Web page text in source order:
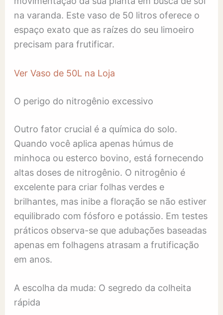
na varanda. Este vaso de 50 litros oferece o
espaço exato que as raízes do seu limoeiro
precisam para frutificar.
Ver Vaso de 50L na Loja
O perigo do nitrogênio excessivo
Outro fator crucial é a química do solo.
Quando você aplica apenas húmus de
minhoca ou esterco bovino, está fornecendo
altas doses de nitrogênio. O nitrogênio é
excelente para criar folhas verdes e
brilhantes, mas inibe a floração se não estiver
equilibrado com fósforo e potássio. Em testes
práticos observa-se que adubações baseadas
apenas em folhagens atrasam a frutificação
em anos.
A escolha da muda: O segredo da colheita
rápida